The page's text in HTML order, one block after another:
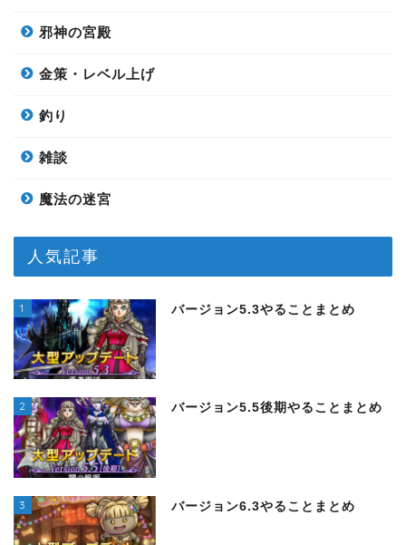
邪神の宮殿
金策・レベル上げ
釣り
雑談
魔法の迷宮
人気記事
1 バージョン5.3やることまとめ
2 バージョン5.5後期やることまとめ
3 バージョン6.3やることまとめ